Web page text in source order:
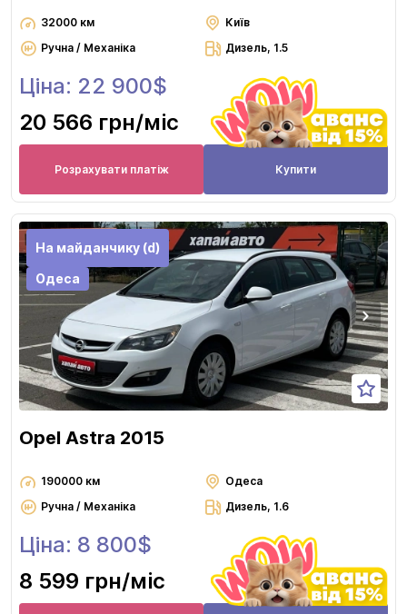
32000 км
Київ
Ручна / Механіка
Дизель, 1.5
Ціна: 22 900$
20 566 грн/міс
Розрахувати платіж Купити
На майданчику (d)
Одеса
Opel Astra 2015
190000 км
Одеса
Ручна / Механіка
Дизель, 1.6
Ціна: 8 800$
8 599 грн/міс